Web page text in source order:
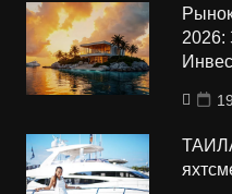
2026: